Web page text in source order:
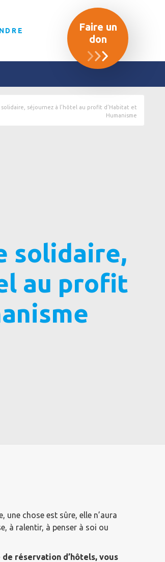
Faire un
don
solidaire, séjournez à l’hôtel au profit d’Habitat et
Humanisme
solidaire,
au profit
chose est sûre, elle n’aura
à ralentir, à penser à soi ou
réservation d’hôtels, vous